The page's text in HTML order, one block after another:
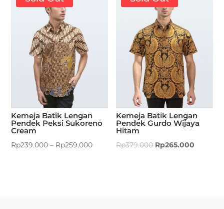
Kemeja Batik Lengan
Pendek Peksi Sukoreno
Cream
Rp239.000 – Rp259.000
Kemeja Batik Lengan
Pendek Gurdo Wijaya
Hitam
Rp379.000 Rp265.000